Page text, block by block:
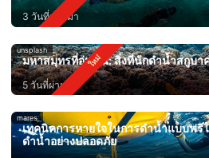
3 วันที่ผ่านมา
unsplash
มหาสมุทรที่อุ่นขึ้น: สิ่งที่นักดำน้ำสกูบา
5 วันที่ผ่านมา
mares
เทคนิคการหายใจในการดำน้ำแบบฟรี
ดำน้ำอย่างปลอดภัย